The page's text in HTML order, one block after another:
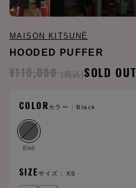
MAISON KITSUNÉ
HOODED PUFFER
¥110,000 (税込)SOLD OUT
COLORカラー : Black
Black
SIZEサイズ :XS